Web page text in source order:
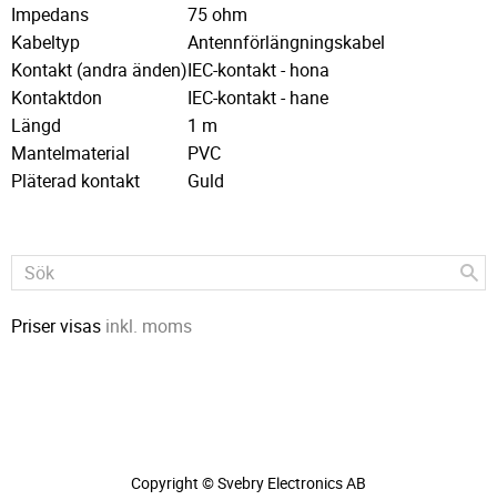
Impedans
75 ohm
Kabeltyp
Antennförlängningskabel
Kontakt (andra änden)IEC-kontakt - hona
Kontaktdon
IEC-kontakt - hane
Längd
1 m
Mantelmaterial
PVC
Pläterad kontakt
Guld
Priser visas inkl. moms
Copyright © Svebry Electronics AB